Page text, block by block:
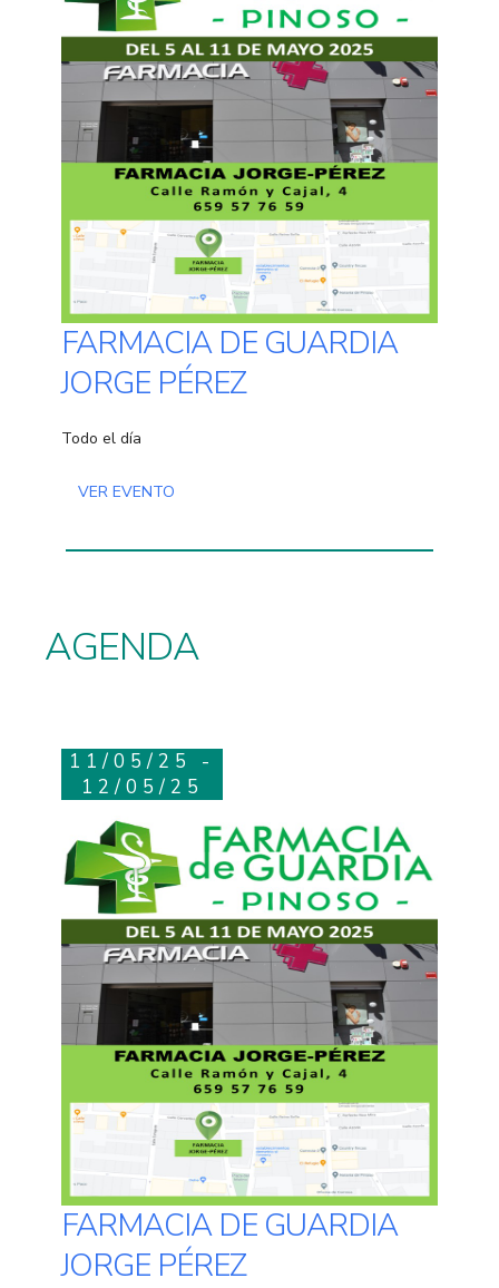
FARMACIA DE GUARDIA
JORGE PÉREZ
Todo el día
VER EVENTO
AGENDA
11/05/25 -
12/05/25
FARMACIA DE GUARDIA
JORGE PÉREZ